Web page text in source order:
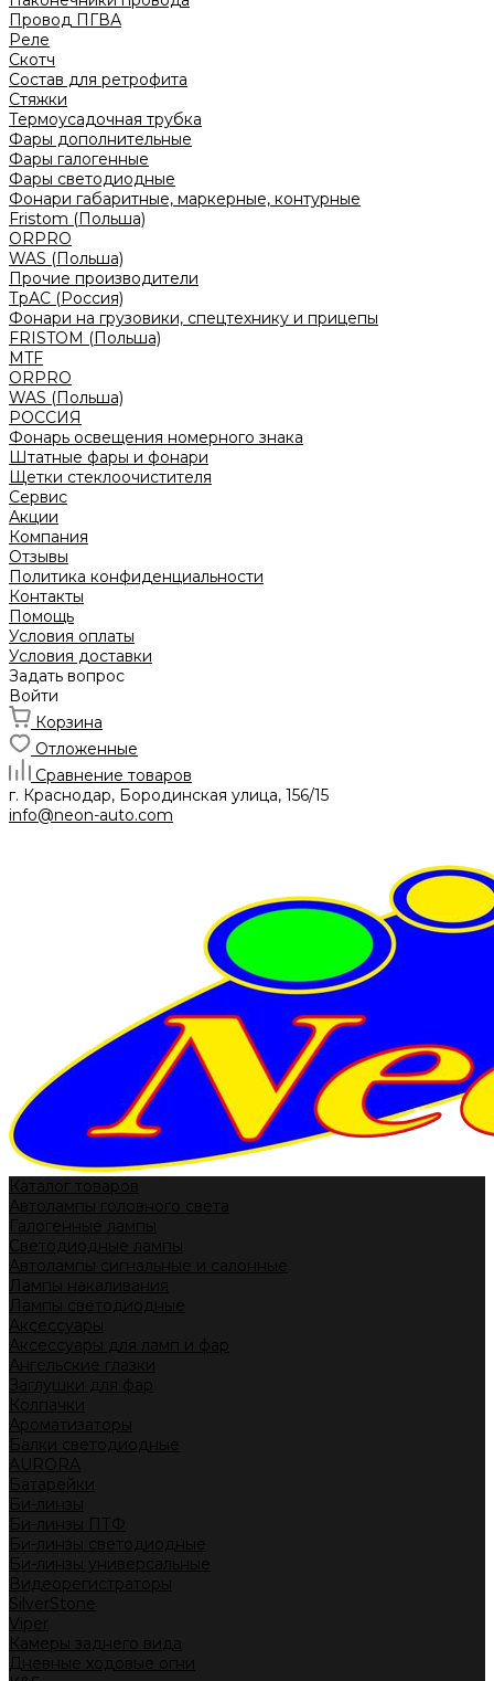
Провод ПГВА
Реле
Скотч
Состав для ретрофита
Стяжки
Термоусадочная трубка
Фары дополнительные
Фары галогенные
Фары светодиодные
Фонари габаритные, маркерные, контурные
Fristom (Польша)
ORPRO
WAS (Польша)
Прочие производители
ТрАС (Россия)
Фонари на грузовики, спецтехнику и прицепы
FRISTOM (Польша)
MTF
ORPRO
WAS (Польша)
РОССИЯ
Фонарь освещения номерного знака
Штатные фары и фонари
Щетки стеклоочистителя
Сервис
Акции
Компания
Отзывы
Политика конфиденциальности
Контакты
Помощь
Условия оплаты
Условия доставки
Задать вопрос
Войти
Корзина
Отложенные
Сравнение товаров
г. Краснодар, Бородинская улица, 156/15
info@neon-auto.com
Каталог товаров
Автолампы головного света
Галогенные лампы
Светодиодные лампы
Автолампы сигнальные и салонные
Лампы накаливания
Лампы светодиодные
Аксессуары
Аксессуары для ламп и фар
Ангельские глазки
Заглушки для фар
Колпачки
Ароматизаторы
Балки светодиодные
AURORA
Батарейки
Би-линзы
Би-линзы ПТФ
Би-линзы светодиодные
Би-линзы универсальные
Видеорегистраторы
SilverStone
Viper
Камеры заднего вида
Дневные ходовые огни